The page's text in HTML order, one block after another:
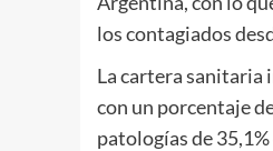
los contagiados
La cartera sanitaria
con un porcentaje
patologías de